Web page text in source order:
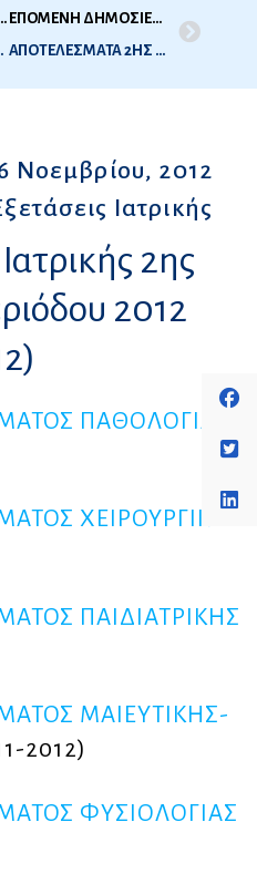
ΔΗΜΟΣΙΕΥΣΗ
ΕΞΕΤΑΣΤΙΚΗ ΠΕΡΙΟΔΟΣ 2012)
ΕΠΟΜΕΝΗ ΔΗΜΟΣΙΕΥΣΗ
ΑΠΟΤΕΛΕΣΜΑΤΑ 2ΗΣ ΕΞΕΤΑΣΤΙΚΗΣ ΟΔΟΝΤΙΑΤΡΙΚΗΣ 2012
Νοεμβρίου, 2012
Ιατρικής
2ης
2012
ΠΑΘΟΛΟΓΙΑΣ
ΧΕΙΡΟΥΡΓΙΚΗΣ
ΠΑΙΔΙΑΤΡΙΚΗΣ
ΜΑΙΕΥΤΙΚΗΣ-
2012)
ΦΥΣΙΟΛΟΓΙΑΣ